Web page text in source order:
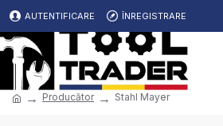
AUTENTIFICARE ÎNREGISTRARE
Producător Stahl Mayer